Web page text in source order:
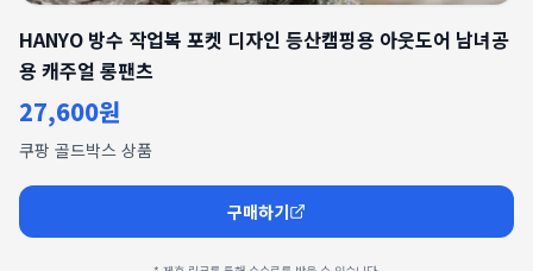
HANYO 방수 작업복 포켓 디자인 등산캠핑용 아웃도어 남녀공
용 캐주얼 롱팬츠
27,600원
쿠팡 골드박스 상품
구매하기